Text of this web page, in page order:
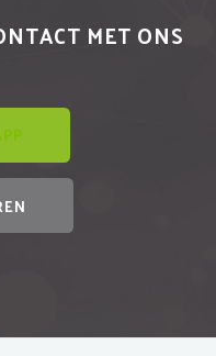
MET ONS